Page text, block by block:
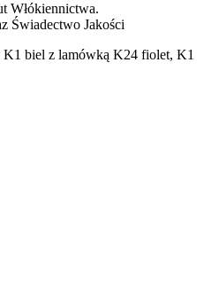
Włókiennictwa.
Świadectwo Jakości
biel z lamówką K24 fiolet, K1